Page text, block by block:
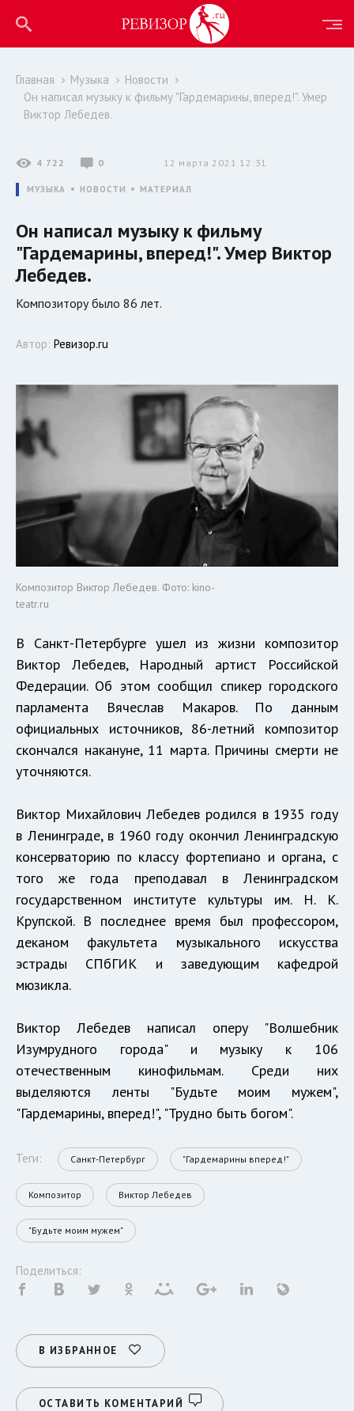
Главная Музыка
Новости
Он написал музыку к фильму "Гардемарины, вперед!". Умер
Виктор Лебедев.
4 722 0 12 марта 2021 12:31
МУЗЫКА НОВОСТИ МАТЕРИАЛ
Он написал музыку к фильму
"Гардемарины, вперед!". Умер Виктор
Лебедев.
Композитору было 86 лет.
Автор: Ревизор.ru
Композитор Виктор Лебедев. Фото: kino-
teatr.ru
В Санкт-Петербурге ушел из жизни композитор
Виктор Лебедев, Народный артист Российской
Федерации. Об этом сообщил спикер городского
парламента Вячеслав Макаров. По данным
официальных источников, 86-летний композитор
скончался накануне, 11 марта. Причины смерти не
уточняются.
Виктор Михайлович Лебедев родился в 1935 году
в Ленинграде, в 1960 году окончил Ленинградскую
консерваторию по классу фортепиано и органа, с
того же года преподавал в Ленинградском
государственном институте культуры им. Н. К.
Крупской. В последнее время был профессором,
деканом факультета музыкального искусства
эстрады СПбГИК и заведующим кафедрой
мюзикла.
Виктор Лебедев написал оперу "Волшебник
Изумрудного города" и музыку к 106
отечественным кинофильмам. Среди них
выделяются ленты "Будьте моим мужем",
"Гардемарины, вперед!", "Трудно быть богом".
Теги: Санкт-Петербург "Гардемарины вперед!"
Композитор Виктор Лебедев
"Будьте моим мужем"
Поделиться:
В ИЗБРАННОЕ
ОСТАВИТЬ КОМЕНТАРИЙ